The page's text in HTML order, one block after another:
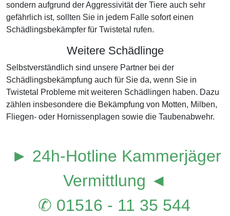
sondern aufgrund der Aggressivität der Tiere auch sehr
gefährlich ist, sollten Sie in jedem Falle sofort einen
Schädlingsbekämpfer für Twistetal rufen.
Weitere Schädlinge
Selbstverständlich sind unsere Partner bei der
Schädlingsbekämpfung auch für Sie da, wenn Sie in
Twistetal Probleme mit weiteren Schädlingen haben. Dazu
zählen insbesondere die Bekämpfung von Motten, Milben,
Fliegen- oder Hornissenplagen sowie die Taubenabwehr.
► 24h-Hotline Kammerjäger
Vermittlung ◄
✆ 01516 - 11 35 544